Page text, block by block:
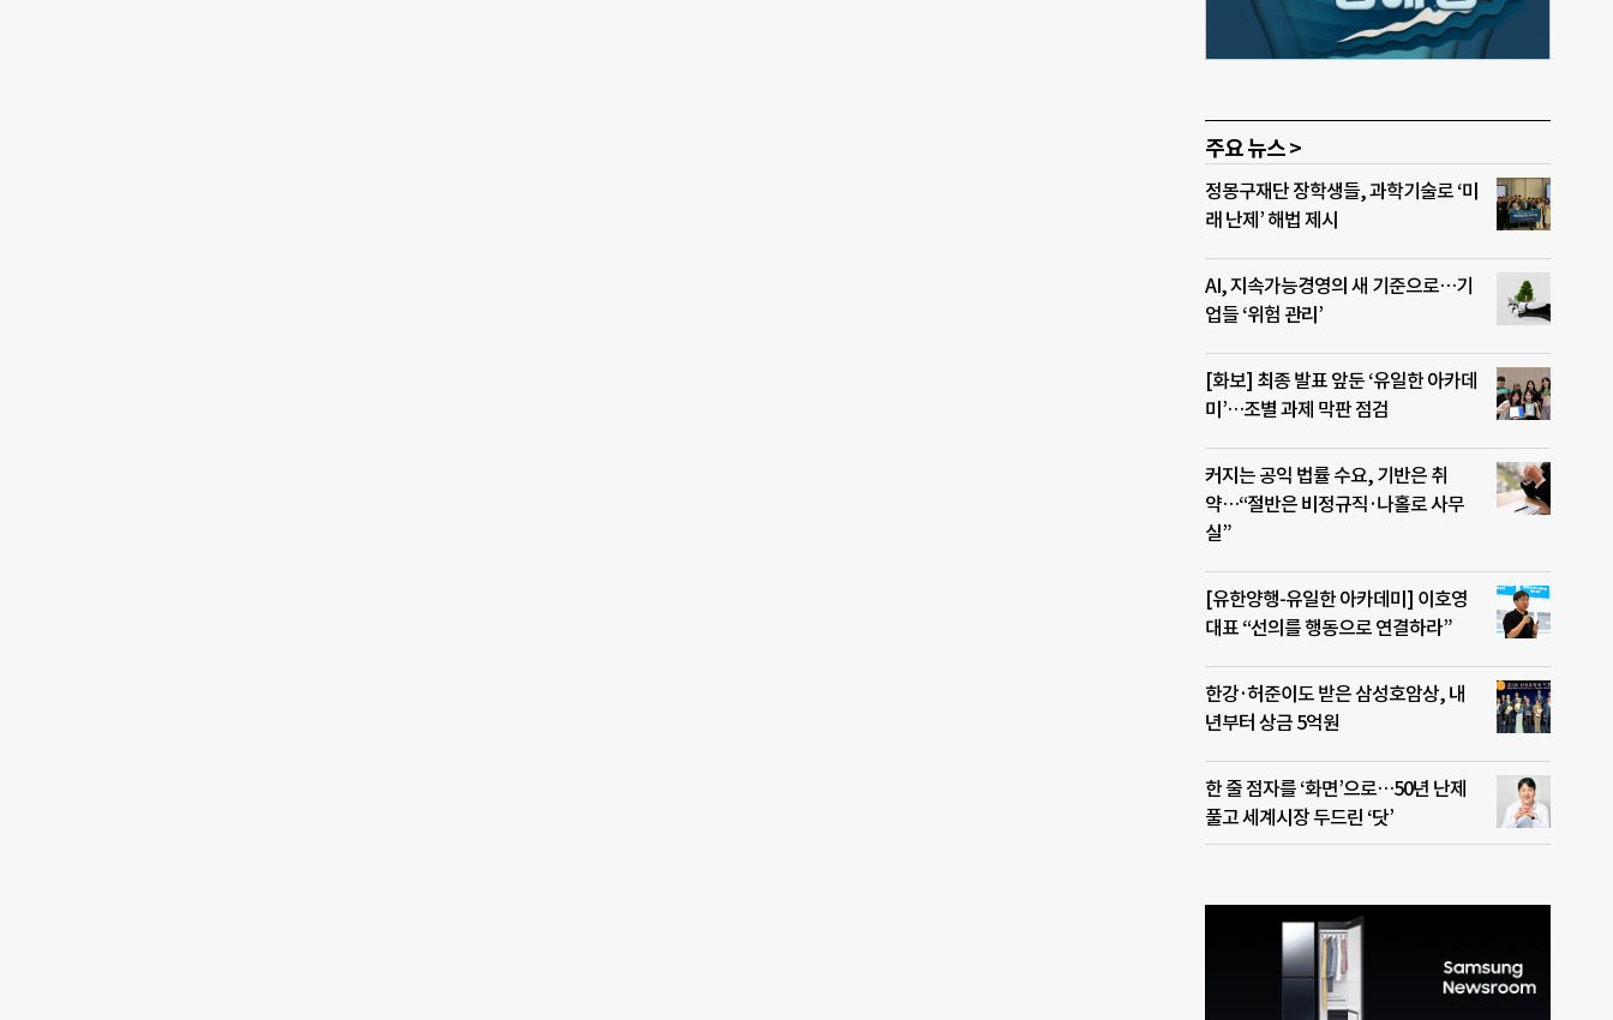
주요 뉴스 >
정몽구재단 장학생들, 과학기술로 ‘미
래 난제’ 해법 제시
AI, 지속가능경영의 새 기준으로…기
업들 ‘위험 관리’
[화보] 최종 발표 앞둔 ‘유일한 아카데
미’…조별 과제 막판 점검
커지는 공익 법률 수요, 기반은 취
약…“절반은 비정규직·나홀로 사무
실”
[유한양행-유일한 아카데미] 이호영
대표 “선의를 행동으로 연결하라”
한강·허준이도 받은 삼성호암상, 내
년부터 상금 5억원
한 줄 점자를 ‘화면’으로…50년 난제
풀고 세계시장 두드린 ‘닷’